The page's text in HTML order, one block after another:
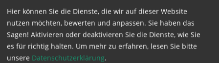
Bitte melden Sie sich mit Ihrem Benutzernamen
und Passwort an.
Hier können Sie die Dienste, die wir auf dieser Website
nutzen möchten, bewerten und anpassen. Sie haben das
Sagen! Aktivieren oder deaktivieren Sie die Dienste, wie Sie
es für richtig halten. Um mehr zu erfahren, lesen Sie bitte
unsere Datenschutzerklärung.